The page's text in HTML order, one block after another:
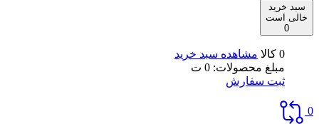
سبد خرید
خالی است
0
0 کالا
مشاهده سبد خرید
مبلغ محصولات: 0 ت
ثبت سفارش
0